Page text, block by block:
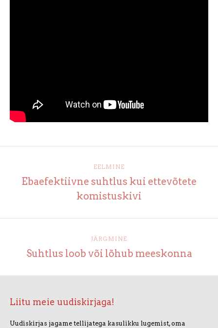
EELMINE
Ebaefektiivne suhtlus kui ettevõtete
komistuskivi
JÄRGMINE
Suhtlus loob või lõhub meeskonna
Liitu meie uudiskirjaga!
Uudiskirjas jagame tellijatega kasulikku lugemist, oma